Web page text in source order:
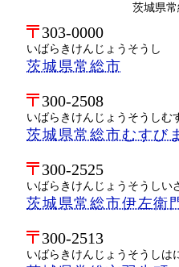
茨城県
303-0000
いばらきけんじょうそうし
茨城県常総市
300-2508
いばらきけんじょうそうしむ
茨城県常総市むすび
300-2525
いばらきけんじょうそうしい
茨城県常総市伊左衛
300-2513
いばらきけんじょうそうしは